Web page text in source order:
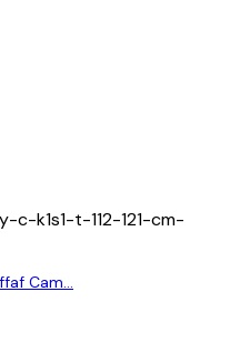
c-k1s1-t-112-121-cm-
Cam...